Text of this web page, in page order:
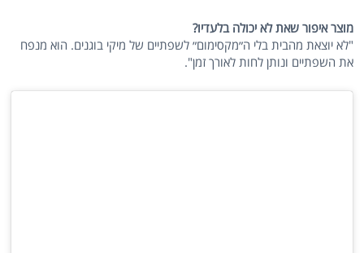
מוצר איפור שאת לא יכולה בלעדיו?
"לא יוצאת מהבית בלי ה״מקסימום״ לשפתיים של מיקי בוגנים. הוא מנפח
את השפתיים ונותן לחות לאורך זמן".